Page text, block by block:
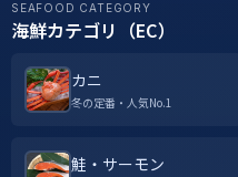
SEAFOOD CATEGORY
海鮮カテゴリ（EC）
カニ
冬の定番・人気No.1
鮭・サーモン